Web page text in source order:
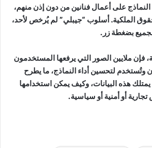
على أعمال فنانين من دون إذن منهم،
الملكية. أسلوب “جيبلي” لم يُرخص لأحد،
بضغطة زر.
ملايين الصور التي يرفعها المستخدمون
لتحسين أداء النماذج، ما يطرح
هذه البيانات، وكيف يمكن استخدامها
أو أمنية أو سياسية.